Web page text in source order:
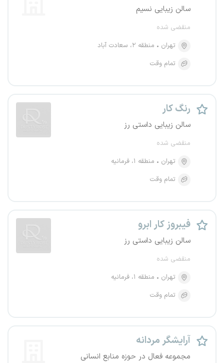
سالن زیبایی نسیم
منقضی شده
تهران
منطقه ۲، سعادت آباد
تمام وقت
رنگ کار
سالن زیبایی داستی رز
منقضی شده
تهران
منطقه ۱، فرمانیه
تمام وقت
فیبروز کار ابرو
سالن زیبایی داستی رز
منقضی شده
تهران
منطقه ۱، فرمانیه
تمام وقت
آرایشگر مردانه
مجموعه فعال در حوزه منابع انسانی